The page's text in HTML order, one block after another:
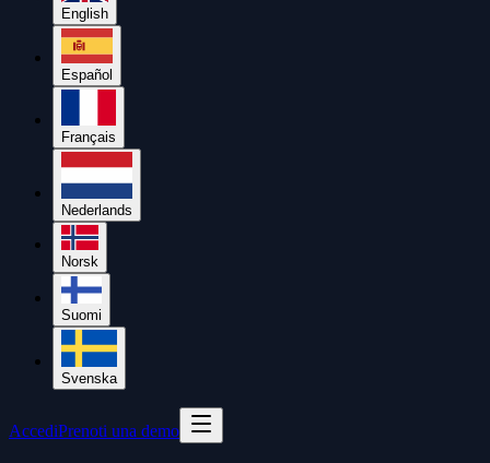
English
Español
Français
Nederlands
Norsk
Suomi
Svenska
AccediPrenoti una demo